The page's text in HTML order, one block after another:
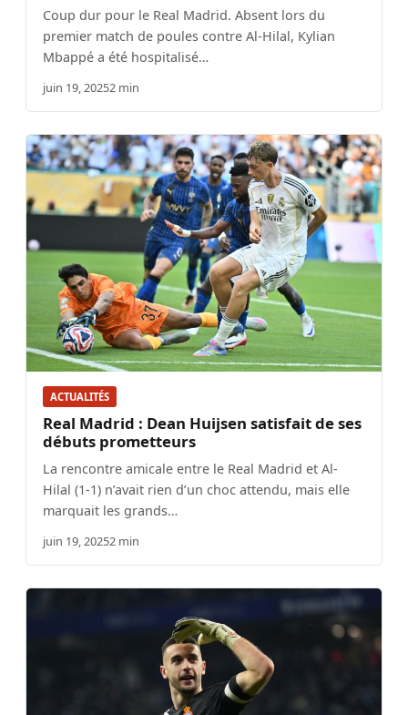
Coup dur pour le Real Madrid. Absent lors du
premier match de poules contre Al-Hilal, Kylian
Mbappé a été hospitalisé…
juin 19, 20252 min
ACTUALITÉS
Real Madrid : Dean Huijsen satisfait de ses
débuts prometteurs
La rencontre amicale entre le Real Madrid et Al-
Hilal (1-1) n’avait rien d’un choc attendu, mais elle
marquait les grands…
juin 19, 20252 min